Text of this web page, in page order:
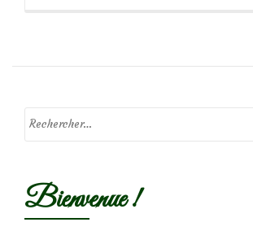
au
en
Bienvenue !